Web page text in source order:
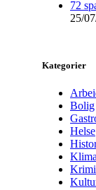
72
25/
Kategorier
Bolig
Helse
Klima